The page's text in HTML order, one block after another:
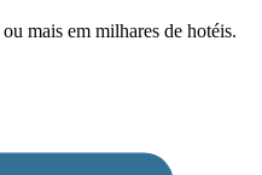
mais em milhares de hotéis.